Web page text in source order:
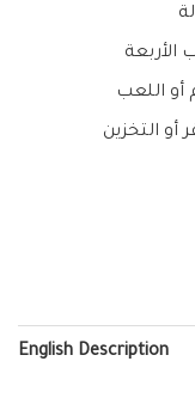
أو اللعب
التخزين
English Description